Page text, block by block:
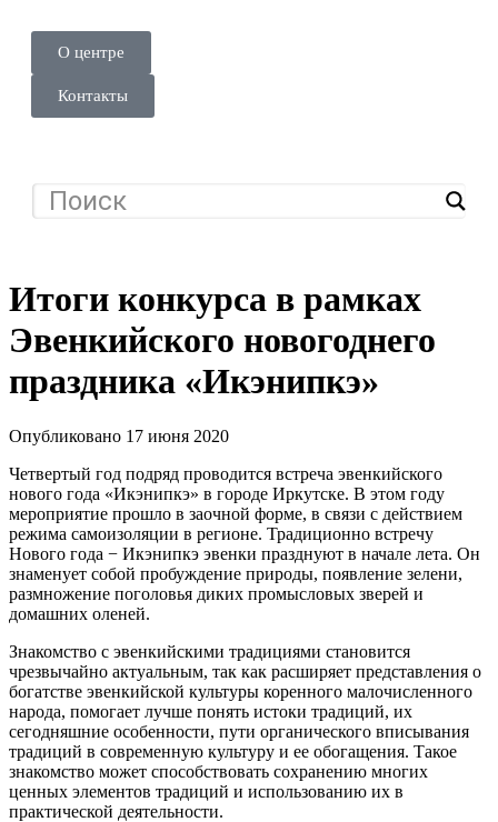
О центре
Контакты
Итоги конкурса в рамках
Эвенкийского новогоднего
праздника «Икэнипкэ»
Опубликовано 17 июня 2020
Четвертый год подряд проводится встреча эвенкийского
нового года «Икэнипкэ» в городе Иркутске. В этом году
мероприятие прошло в заочной форме, в связи с действием
режима самоизоляции в регионе. Традиционно встречу
Нового года − Икэнипкэ эвенки празднуют в начале лета. Он
знаменует собой пробуждение природы, появление зелени,
размножение поголовья диких промысловых зверей и
домашних оленей.
Знакомство с эвенкийскими традициями становится
чрезвычайно актуальным, так как расширяет представления о
богатстве эвенкийской культуры коренного малочисленного
народа, помогает лучше понять истоки традиций, их
сегодняшние особенности, пути органического вписывания
традиций в современную культуру и ее обогащения. Такое
знакомство может способствовать сохранению многих
ценных элементов традиций и использованию их в
практической деятельности.